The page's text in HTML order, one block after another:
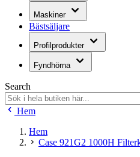
Maskiner
Bästsäljare
Profilprodukter
Fyndhörna
Search
Hem
Hem
Case 921G2 1000H